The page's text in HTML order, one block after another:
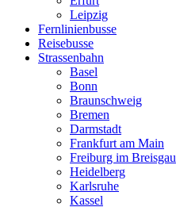
Leipzig
Fernlinienbusse
Reisebusse
Strassenbahn
Basel
Bonn
Braunschweig
Bremen
Darmstadt
Frankfurt am Main
Freiburg im Breisgau
Heidelberg
Karlsruhe
Kassel